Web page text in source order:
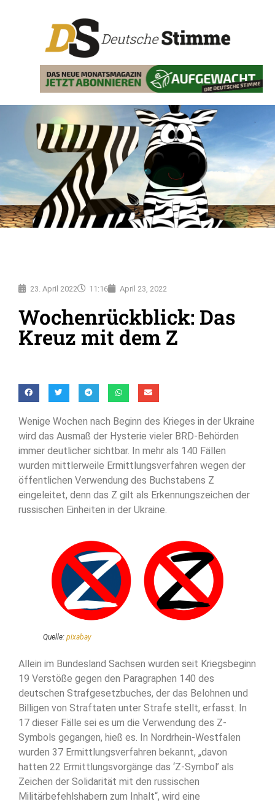
23. April 2022 11:16 April 23, 2022
Wochenrückblick: Das
Kreuz mit dem Z
Wenige Wochen nach Beginn des Krieges in der Ukraine
wird das Ausmaß der Hysterie vieler BRD-Behörden
immer deutlicher sichtbar. In mehr als 140 Fällen
wurden mittlerweile Ermittlungsverfahren wegen der
öffentlichen Verwendung des Buchstabens Z
eingeleitet, denn das Z gilt als Erkennungszeichen der
russischen Einheiten in der Ukraine.
Quelle: pixabay
Allein im Bundesland Sachsen wurden seit Kriegsbeginn
19 Verstöße gegen den Paragraphen 140 des
deutschen Strafgesetzbuches, der das Belohnen und
Billigen von Straftaten unter Strafe stellt, erfasst. In
17 dieser Fälle sei es um die Verwendung des Z-
Symbols gegangen, hieß es. In Nordrhein-Westfalen
wurden 37 Ermittlungsverfahren bekannt, „davon
hatten 22 Ermittlungsvorgänge das ‘Z-Symbol’ als
Zeichen der Solidarität mit den russischen
Militärbefehlshabern zum Inhalt“, wird eine